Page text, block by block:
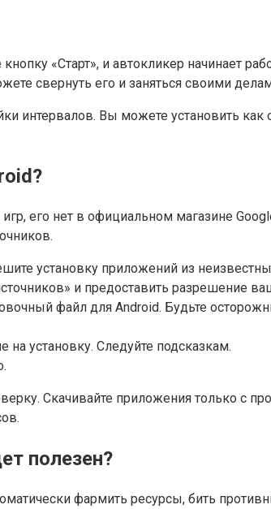
«Старт», и автокликер начинает
свернуть его и заняться своими
интервалов. Вы можете установить
его нет в официальном магазине
установку приложений из
и предоставить разрешение
файл для Android. Будьте
на установку. Следуйте подсказкам.
Скачивайте приложения только с
полезен?
фармить ресурсы, бить